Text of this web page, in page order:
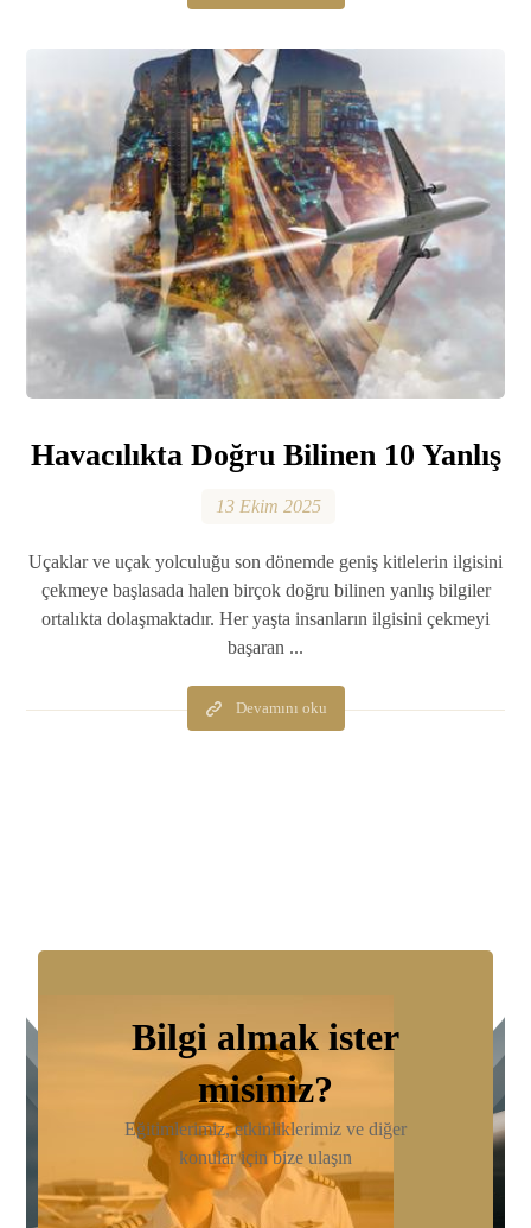
Havacılıkta Doğru Bilinen 10 Yanlış
13 Ekim 2025
Uçaklar ve uçak yolculuğu son dönemde geniş kitlelerin ilgisini
çekmeye başlasada halen birçok doğru bilinen yanlış bilgiler
ortalıkta dolaşmaktadır. Her yaşta insanların ilgisini çekmeyi
başaran ...
Devamını oku
Bilgi almak ister
misiniz?
Eğitimlerimiz, etkinliklerimiz ve diğer
konular için bize ulaşın